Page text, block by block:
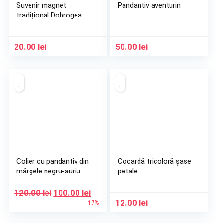
Suvenir magnet
tradițional Dobrogea
20.00 lei
Pandantiv aventurin
50.00 lei
Colier cu pandantiv din
mărgele negru-auriu
120.00lei Prețul
100.00 leiPrețul
curent
17%
Cocardă tricoloră șase
petale
12.00 lei